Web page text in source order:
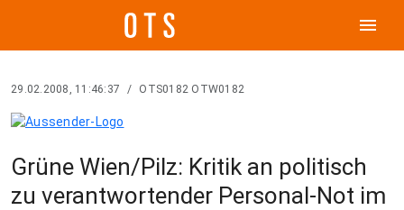
menu
29.02.2008, 11:46:37 / OTS0182 OTW0182
Grüne Wien/Pilz: Kritik an politisch
zu verantwortender Personal-Not im